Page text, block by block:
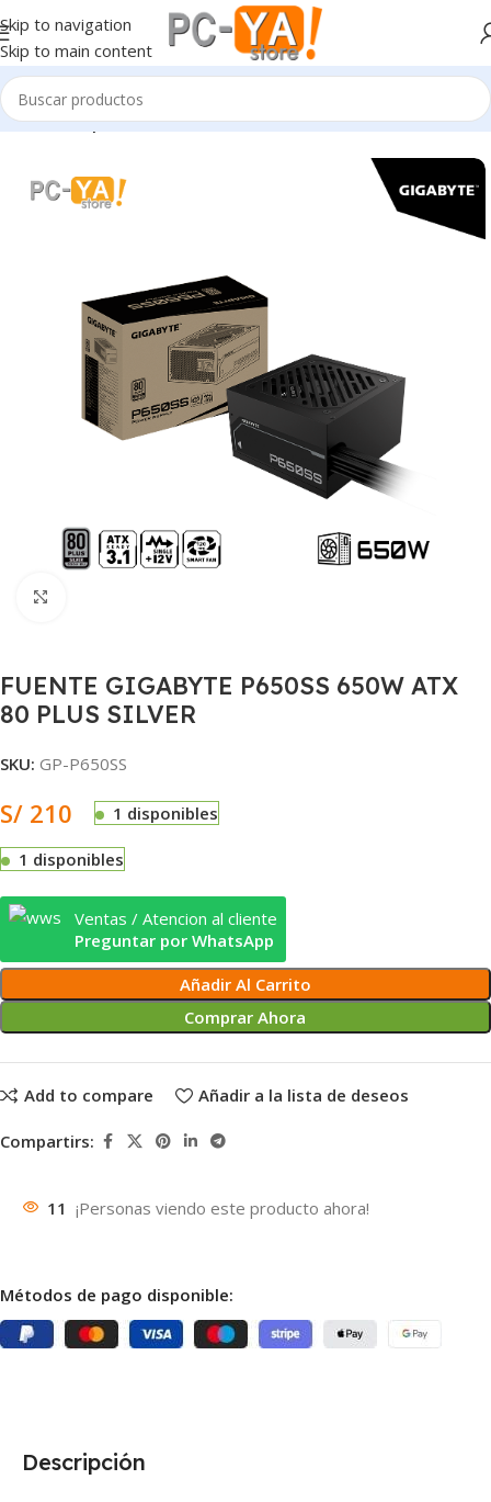
Skip to navigation
Skip to main content
Inicio Componentes
FUENTE GIGABYTE P650SS 650W ATX
80 PLUS SILVER
SKU: GP-P650SS
S/ 210 1 disponibles
1 disponibles
Ventas / Atencion al cliente
Preguntar por WhatsApp
Añadir Al Carrito
Comprar Ahora
Add to compare Añadir a la lista de deseos
Compartirs:
11 ¡Personas viendo este producto ahora!
Métodos de pago disponible:
Descripción